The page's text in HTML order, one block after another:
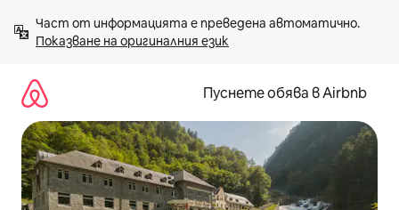
към
съдържанието
Показване на оригиналния език
Пуснете обява в Airbnb